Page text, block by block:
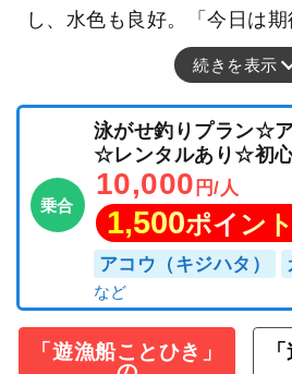
カサゴ
下げの小潮3日目。今回は近
で、室浜周辺へ出船しまし
のポイントでタイラバを楽
とニベ3匹という釣果だった
回は「アコウを中心に、いろ
い」というご希望もあり、
出ているポイントを選びま
ントには7月5日（日）にも
が、その日は長く降り続い